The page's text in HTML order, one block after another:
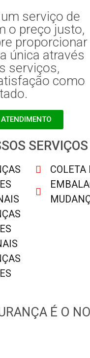
serviço de
o preço justo,
proporcionar
única através
serviços,
como
SERVIÇOS
COLETA
É O